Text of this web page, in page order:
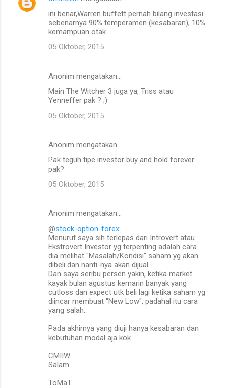
ini benar,Warren buffett pernah bilang investasi
sebenarnya 90% temperamen (kesabaran), 10%
kemampuan otak.
05 Oktober, 2015
Anonim mengatakan…
Main The Witcher 3 juga ya, Triss atau
Yenneffer pak ? ;)
05 Oktober, 2015
Anonim mengatakan…
Pak teguh tipe investor buy and hold forever
pak?
05 Oktober, 2015
Anonim mengatakan…
@stock-option-forex:
Menurut saya sih terlepas dari Introvert atau
Ekstrovert Investor yg terpenting adalah cara
dia melihat "Masalah/Kondisi" saham yg akan
dibeli dan nanti-nya akan dijual..
Dan saya seribu persen yakin, ketika market
kayak bulan agustus kemarin banyak yang
cutloss dan expect utk beli lagi ketika saham yg
diincar membuat "New Low", padahal itu cara
yang salah..
Pada akhirnya yang diuji hanya kesabaran dan
kebutuhan modal aja kok..
CMIIW
Salam
ToMaT